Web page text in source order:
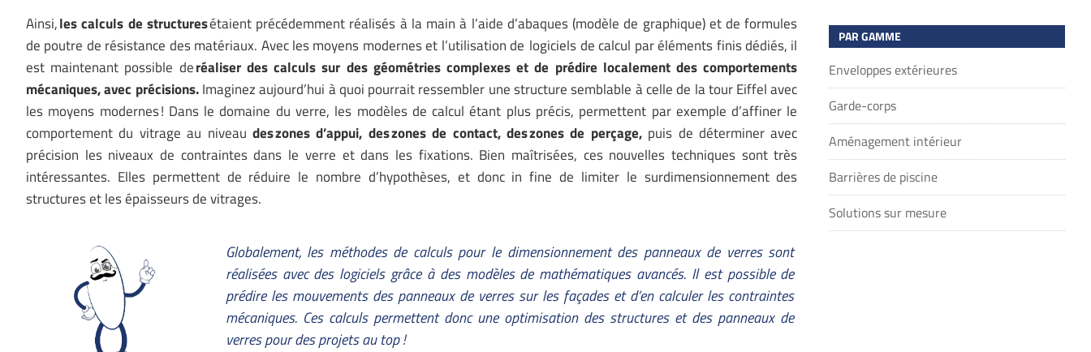
Ainsi,les calculs de structuresétaient précédemment réalisés à la main à l’aide d’abaques (modèle de graphique) et de formules
de poutre de résistance des matériaux. Avec les moyens modernes et l’utilisation de logiciels de calcul par éléments finis dédiés, il
est maintenant possible deréaliser des calculs sur des géométries complexes et de prédire localement des comportements
mécaniques, avec précisions.Imaginez aujourd’hui à quoi pourrait ressembler une structure semblable à celle de la tour Eiffel avec
les moyens modernes ! Dans le domaine du verre, les modèles de calcul étant plus précis, permettent par exemple d’affiner le
comportement du vitrage au niveau des zones d’appui, des zones de contact, des zones de perçage,puis de déterminer avec
précision les niveaux de contraintes dans le verre et dans les fixations. Bien maîtrisées, ces nouvelles techniques sont très
intéressantes. Elles permettent de réduire le nombre d’hypothèses, et donc in fine de limiter le surdimensionnement des
structures et les épaisseurs de vitrages.
Globalement, les méthodes de calculs pour le dimensionnement des panneaux de verres sont
réalisées avec des logiciels grâce à des modèles de mathématiques avancés. Il est possible de
prédire les mouvements des panneaux de verres sur les façades et d’en calculer les contraintes
mécaniques. Ces calculs permettent donc une optimisation des structures et des panneaux de
verres pour des projets au top !
PAR GAMME
Enveloppes extérieures
Garde-corps
Aménagement intérieur
Barrières de piscine
Solutions sur mesure